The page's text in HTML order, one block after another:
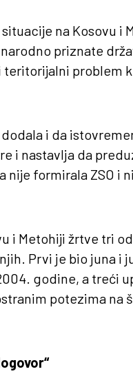
na Kosovu i
priznate
teritorijalni problem
i da
i nastavlja da
nije formirala ZSO i
i Metohiji žrtve tri
Prvi je bio juna i
godine, a treći
potezima na